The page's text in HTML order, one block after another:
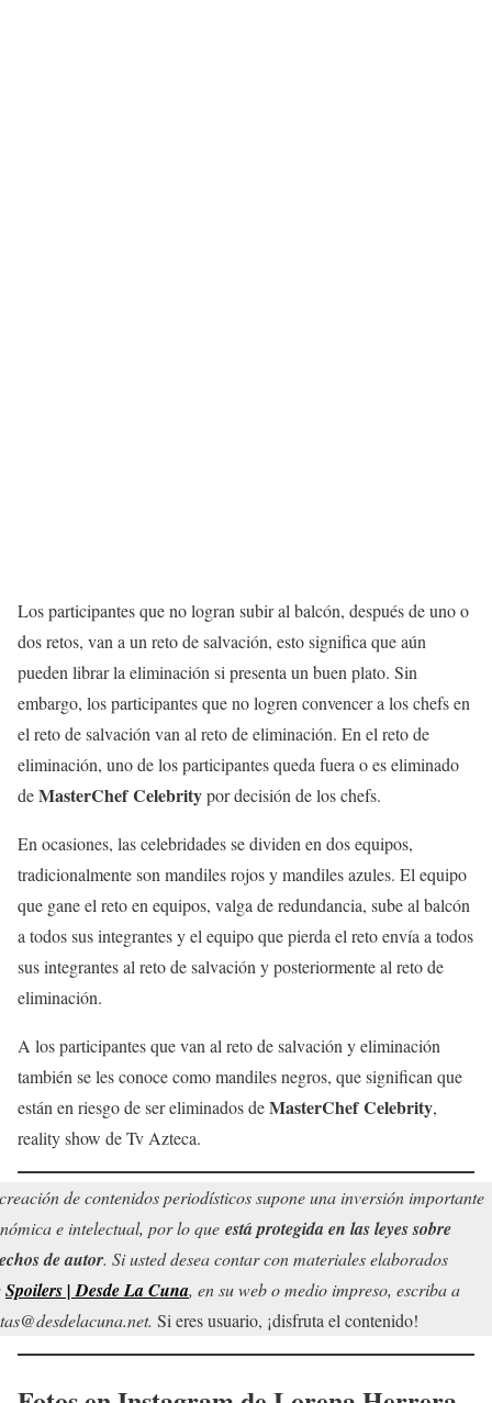
Los participantes que no logran subir al balcón, después de uno o
dos retos, van a un reto de salvación, esto significa que aún
pueden librar la eliminación si presenta un buen plato. Sin
embargo, los participantes que no logren convencer a los chefs en
el reto de salvación van al reto de eliminación. En el reto de
eliminación, uno de los participantes queda fuera o es eliminado
deMasterChef Celebritypor decisión de los chefs.
En ocasiones, las celebridades se dividen en dos equipos,
tradicionalmente son mandiles rojos y mandiles azules. El equipo
que gane el reto en equipos, valga de redundancia, sube al balcón
a todos sus integrantes y el equipo que pierda el reto envía a todos
sus integrantes al reto de salvación y posteriormente al reto de
eliminación.
A los participantes que van al reto de salvación y eliminación
también se les conoce como mandiles negros, que significan que
están en riesgo de ser eliminados deMasterChef Celebrity,
reality show de Tv Azteca.
de contenidos periodísticos supone una inversión importante
e intelectual, por lo que está protegida en las leyes sobre
de autor. Si usted desea contar con materiales elaborados
Spoilers | Desde La Cuna, en su web o medio impreso, escriba a
Si eres usuario, ¡disfruta el contenido!